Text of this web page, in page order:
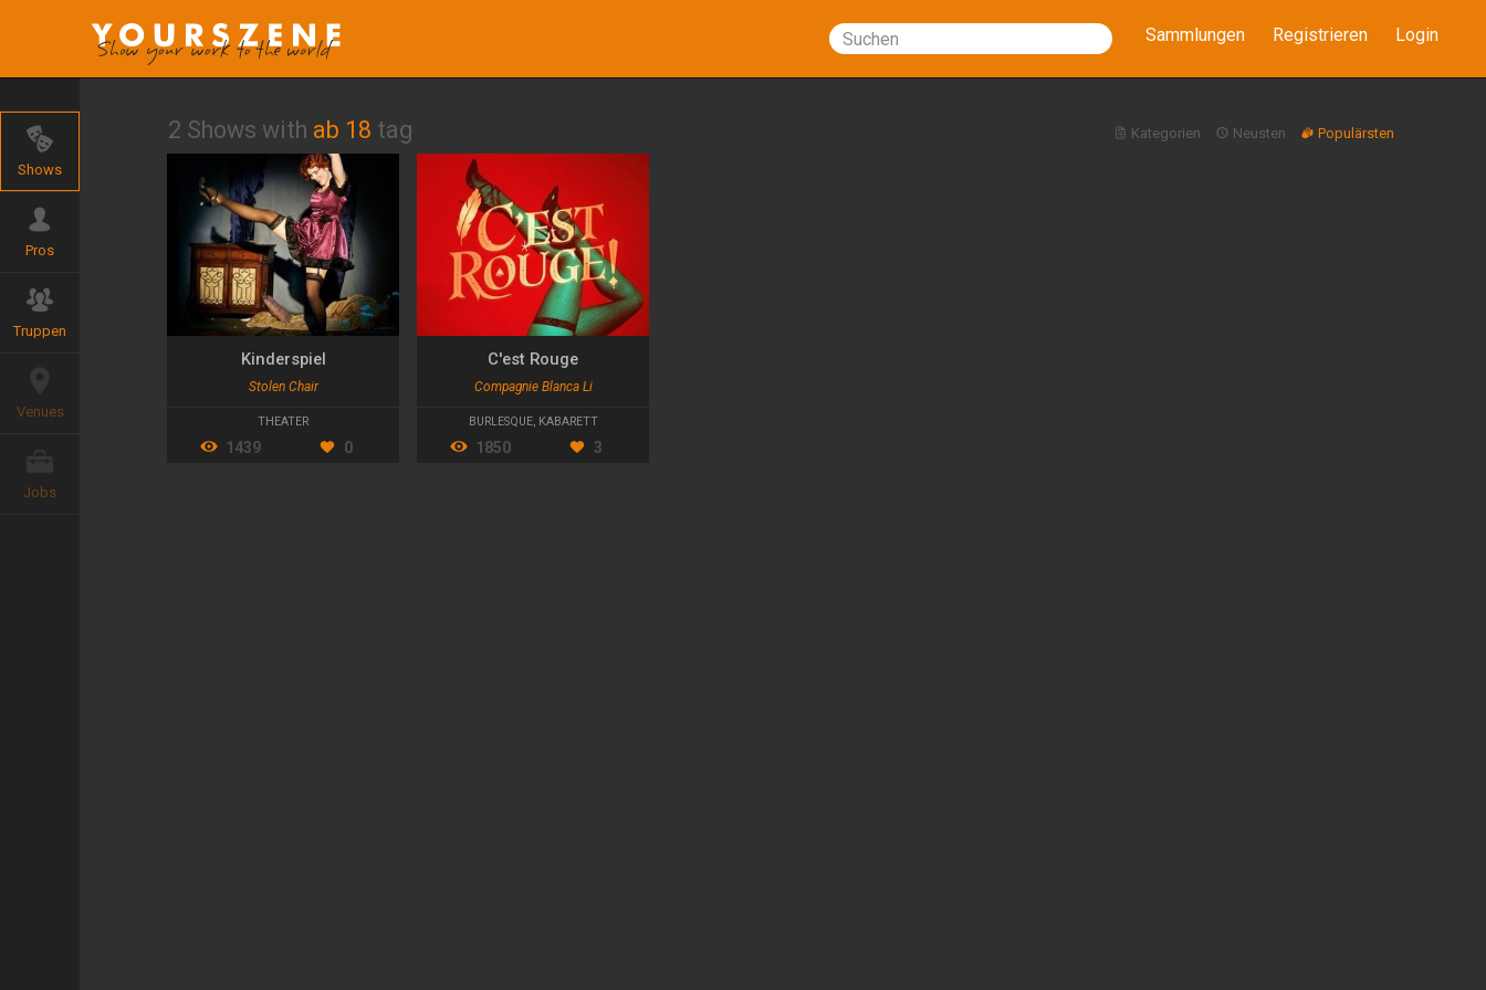
Suchen Sammlungen Registrieren Login
Shows
Pros
Truppen
Venues
Jobs
Kategorien Neusten Populärsten
2 Shows with ab 18 tag
Kinderspiel
Stolen Chair
THEATER
1439 0
C'est Rouge
Compagnie Blanca Li
BURLESQUE, KABARETT
1850 3